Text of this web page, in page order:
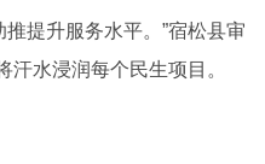
提升服务水平。”宿松县审
水浸润每个民生项目。